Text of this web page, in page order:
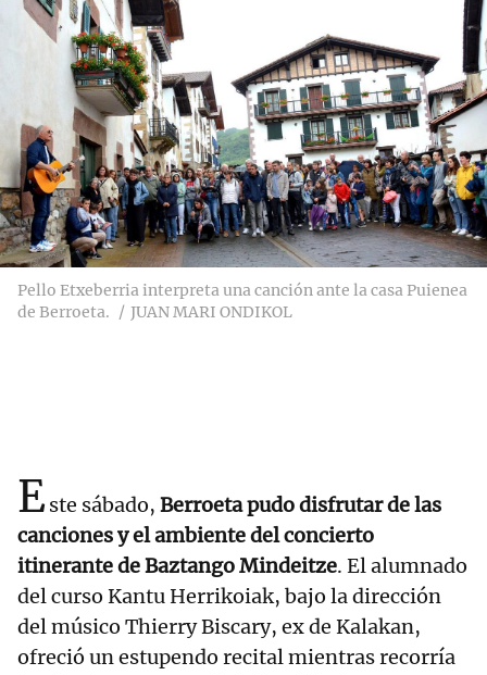
Pello Etxeberria interpreta una canción ante la casa Puienea
de Berroeta.
JUAN MARI ONDIKOL
Este sábado, Berroeta pudo disfrutar de las
canciones y el ambiente del concierto
itinerante de Baztango Mindeitze. El alumnado
del curso Kantu Herrikoiak, bajo la dirección
del músico Thierry Biscary, ex de Kalakan,
ofreció un estupendo recital mientras recorría